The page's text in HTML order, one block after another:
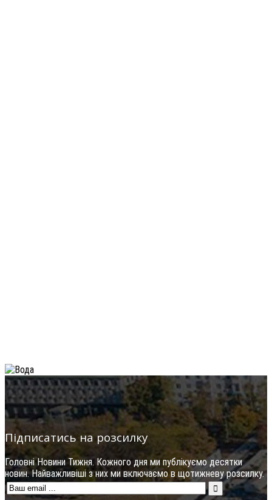
Підписатись на розсилку
Головні Новини Тижня. Кожного дня ми публікуємо десятки
новин. Найважливіші з них ми включаємо в щотижневу розсилку.